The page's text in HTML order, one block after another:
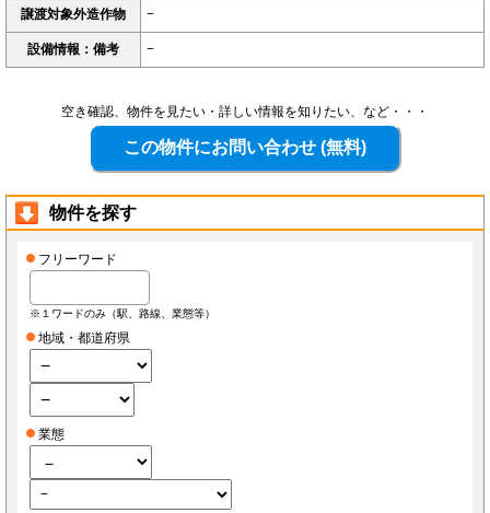
譲渡対象外造作物 −
設備情報：備考 −
空き確認、物件を見たい・詳しい情報を知りたい、など・・・
物件を探す
フリーワード
※１ワードのみ（駅、路線、業態等）
地域・都道府県
業態